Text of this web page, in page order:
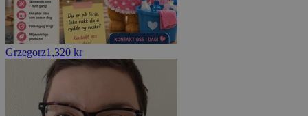
Grzegorz1,320 kr